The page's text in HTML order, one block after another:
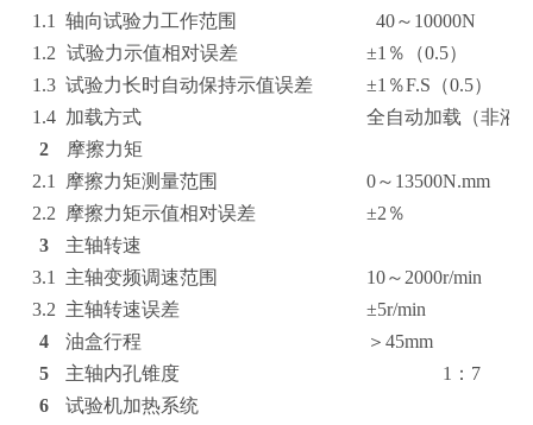
1.1
轴向试验力工作范围
40～10000N
1.2 试验力示值相对误差
±1％（0.5）
1.3 试验力长时自动保持示值误差
±1％F.S（0.5）
1.4 加载方式
全自动加载（非液
2
摩擦力矩
2.1
摩擦力矩测量范围
0～13500N.mm
2.2
摩擦力矩示值相对误差
±2％
3
主轴转速
3.1
主轴变频调速范围
10～2000r/min
3.2 主轴转速误差
±5r/min
4
油盒行程
＞45mm
5
主轴内孔锥度
1：7
6
试验机加热系统